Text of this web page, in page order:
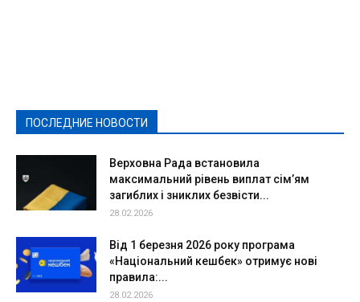
ПОСЛЕДНИЕ НОВОСТИ
Верховна Рада встановила
максимальний рівень виплат сім’ям
загиблих і зниклих безвісти...
28.02.2026
Від 1 березня 2026 року програма
«Національний кешбек» отримує нові
правила:...
28.02.2026